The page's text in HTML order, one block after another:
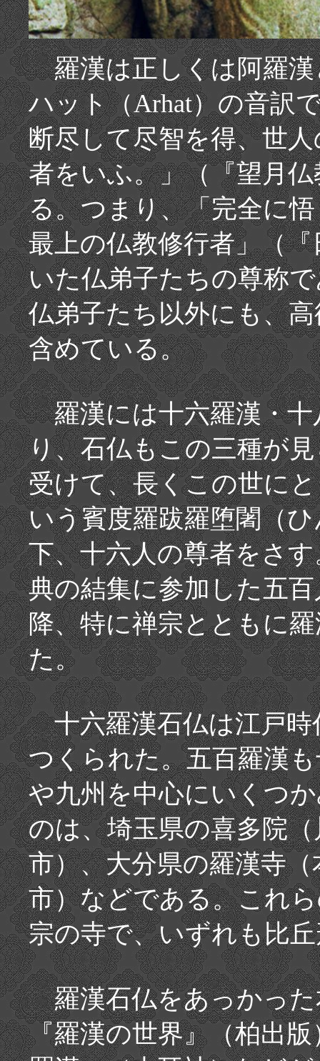
羅漢は正しくは阿羅漢
ハット（Arhat）の音訳
断尽して尽智を得、世
者をいふ。」（『望月
る。つまり、「完全に
最上の仏教修行者」（
いた仏弟子たちの尊称
仏弟子たち以外にも、
含めている。
羅漢には十六羅漢・十
り、石仏もこの三種が
受けて、長くこの世に
いう賓度羅跋羅堕闍（
下、十六人の尊者をさ
典の結集に参加した五
降、特に禅宗とともに
た。
十六羅漢石仏は江戸時
つくられた。五百羅漢
や九州を中心にいくつ
のは、埼玉県の喜多院
市）、大分県の羅漢寺
市）などである。これ
宗の寺で、いずれも比
羅漢石仏をあっかった
『羅漢の世界』（柏出